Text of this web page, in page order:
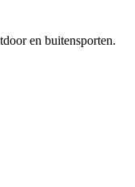
en buitensporten.